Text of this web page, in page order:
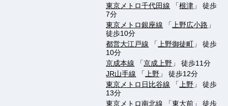
東京メトロ千代田線 「根津 」 徒歩
7分
東京メトロ銀座線 「 上野広小路 」
徒歩10分
都営大江戸線 「 上野御徒町 」 徒歩
10分
京成本線 「京成上野 」 徒歩11分
JR山手線 「 上野 」 徒歩12分
東京メトロ日比谷線 「 上野 」 徒歩
13分
東京メトロ南北線 「東大前 」 徒歩